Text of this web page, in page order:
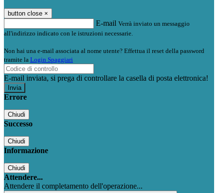
button close ×
E-mail Verrà inviato un messaggio
all'indirizzo indicato con le istruzioni necessarie.
Non hai una e-mail associata al nome utente? Effettua il reset della password
tramite la Login Spaggiari
E-mail inviata, si prega di controllare la casella di posta elettronica!
Errore
Chiudi
Successo
Chiudi
Informazione
Chiudi
Attendere...
Attendere il completamento dell'operazione...